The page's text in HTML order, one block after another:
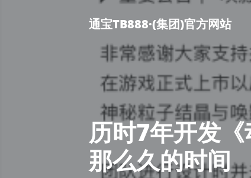
通宝TB888·(集团)官方网站
历时7年开发
那么久的时间